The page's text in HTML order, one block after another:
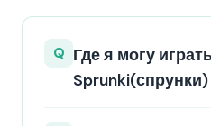
Q Где я могу
Sprunki(спрунки)